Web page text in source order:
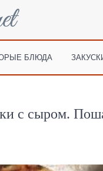
БЛЮДА
с сыром.